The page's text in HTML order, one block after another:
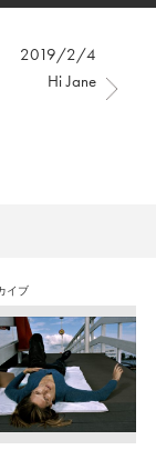
2019/2/4
Hi Jane
イブ